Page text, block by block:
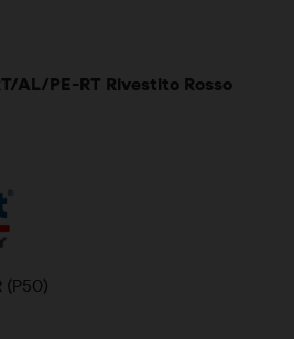
AL/PE-RT Rivestito Rosso
(P50)